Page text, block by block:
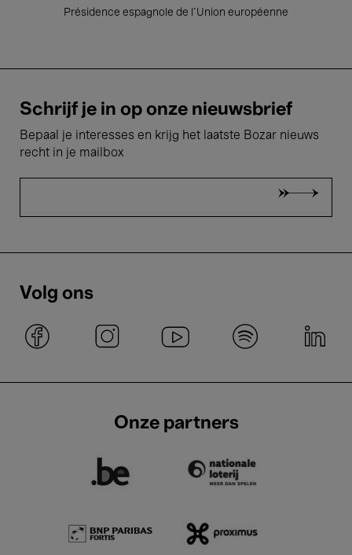
Présidence espagnole de l'Union européenne
Schrijf je in op onze nieuwsbrief
Bepaal je interesses en krijg het laatste Bozar nieuws
recht in je mailbox
Volg ons
Onze partners